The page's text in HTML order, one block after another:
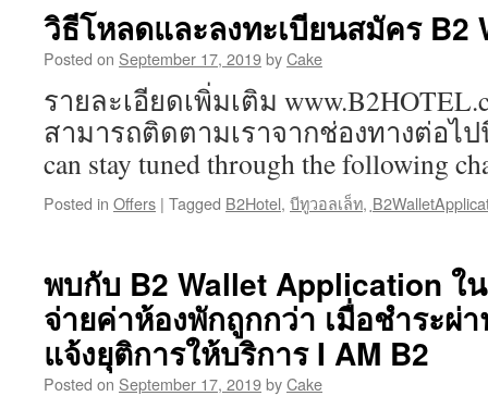
วิธีโหลดและลงทะเบียนสมัคร B2
Posted on September 17, 2019byCake
รายละเอียดเพิ่มเติม
สามารถติดตามเราจากช่องทางต่อไป
can stay tuned through the
Posted in Offers | Tagged B2Hotel, บีทูวอลเล็ท,
พบกับ B2 Wallet Application ใ
จ่ายค่าห้องพักถูกกว่า เมื่อชำระผ่
แจ้งยุติการให้บริการ I AM B2
Posted on September 17, 2019byCake